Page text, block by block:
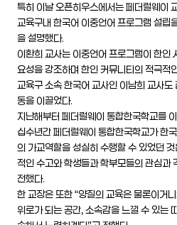
특히 이날 오픈히우스에서는 페더럴웨이
교육구내 한국어 이중언어 프로그램 설립
을 설명했다.
이환희 교사는 이중언어 프로그램이 한인
요성을 강조하며 한인 커뮤니티의 적극적
교육구 소속 한국어 교사인 이남희 교사
동을 이끌었다.
지난해부터 페더럴웨이 통합한국학교를
십수년간 페더럴웨이 통합한국학교가 한
의 가교역할을 성실히 수행할 수 있었던
적인 수고와 학생들과 학부모들의 관심과
전했다.
한 교장은 또한 “양질의 교육은 물론이거
위로가 되는 공간, 소속감을 느낄 수 있는